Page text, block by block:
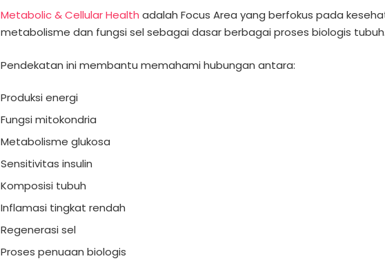
Metabolic & Cellular Health adalah Focus Area yang berfokus pada
metabolisme dan fungsi sel sebagai dasar berbagai proses biologis tubuh.
Pendekatan ini membantu memahami hubungan antara:
Produksi energi
Fungsi mitokondria
Metabolisme glukosa
Sensitivitas insulin
Komposisi tubuh
Inflamasi tingkat rendah
Regenerasi sel
Proses penuaan biologis